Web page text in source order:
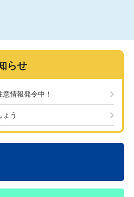
らせ
情報発令中！
ょう